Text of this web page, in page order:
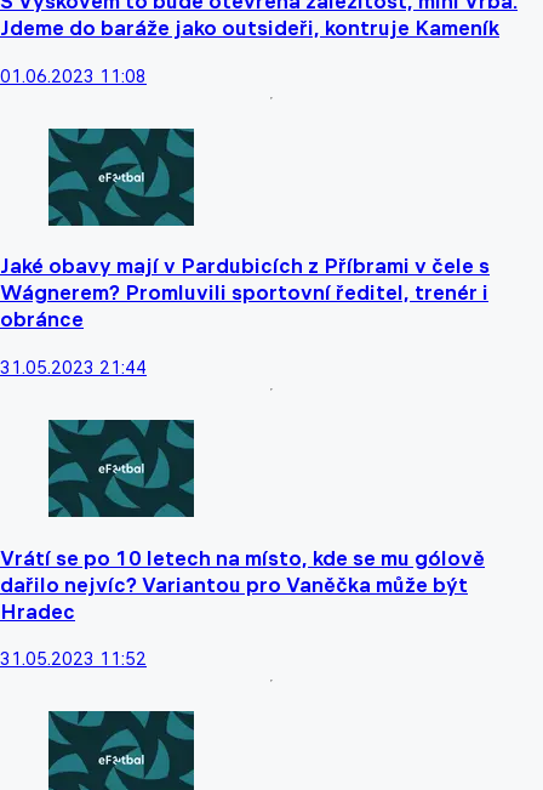
Jdeme do baráže jako outsideři, kontruje Kameník
01.06.2023 11:08
Jaké obavy mají v Pardubicích z Příbrami v čele s
Wágnerem? Promluvili sportovní ředitel, trenér i
obránce
31.05.2023 21:44
Vrátí se po 10 letech na místo, kde se mu gólově
dařilo nejvíc? Variantou pro Vaněčka může být
Hradec
31.05.2023 11:52